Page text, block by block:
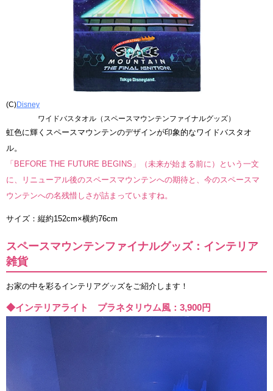
(C)Disney
ワイドバスタオル（スペースマウンテンファイナルグッズ）
虹色に輝くスペースマウンテンのデザインが印象的なワイドバスタオ
ル。
「BEFORE THE FUTURE BEGINS」（未来が始まる前に）という一文
に、リニューアル後のスペースマウンテンへの期待と、今のスペースマ
ウンテンへの名残惜しさが詰まっていますね。
サイズ：縦約152cm×横約76cm
スペースマウンテンファイナルグッズ：インテリア
雑貨
お家の中を彩るインテリアグッズをご紹介します！
◆インテリアライト プラネタリウム風：3,900円